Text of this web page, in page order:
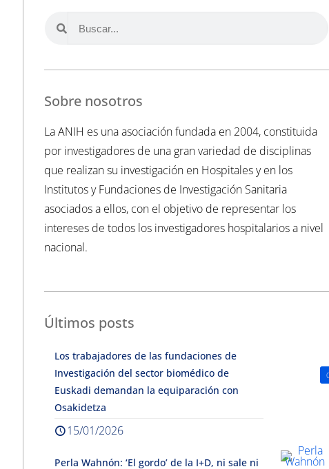
Sobre nosotros
La ANIH es una asociación fundada en 2004, constituida
por investigadores de una gran variedad de disciplinas
que realizan su investigación en Hospitales y en los
Institutos y Fundaciones de Investigación Sanitaria
asociados a ellos, con el objetivo de representar los
intereses de todos los investigadores hospitalarios a nivel
nacional.
Últimos posts
Los trabajadores de las fundaciones de
Investigación del sector biomédico de
Euskadi demandan la equiparación con
Osakidetza
15/01/2026
Perla Wahnón: ‘El gordo’ de la I+D, ni sale ni